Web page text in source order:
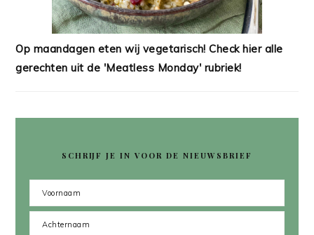
Op maandagen eten wij vegetarisch! Check hier alle
gerechten uit de 'Meatless Monday' rubriek!
SCHRIJF JE IN VOOR DE NIEUWSBRIEF